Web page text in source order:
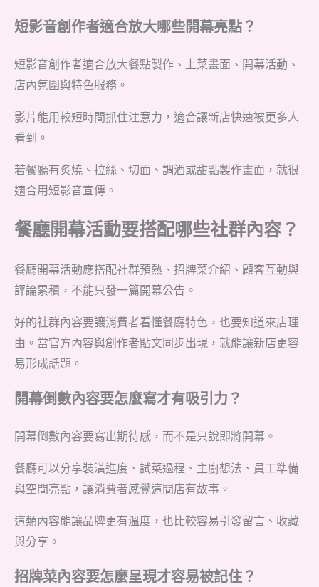
短影音創作者適合放大哪些開幕亮點？
短影音創作者適合放大餐點製作、上菜畫面、開幕活動、
店內氛圍與特色服務。
影片能用較短時間抓住注意力，適合讓新店快速被更多人
看到。
若餐廳有炙燒、拉絲、切面、調酒或甜點製作畫面，就很
適合用短影音宣傳。
餐廳開幕活動要搭配哪些社群內容？
餐廳開幕活動應搭配社群預熱、招牌菜介紹、顧客互動與
評論累積，不能只發一篇開幕公告。
好的社群內容要讓消費者看懂餐廳特色，也要知道來店理
由。當官方內容與創作者貼文同步出現，就能讓新店更容
易形成話題。
開幕倒數內容要怎麼寫才有吸引力？
開幕倒數內容要寫出期待感，而不是只說即將開幕。
餐廳可以分享裝潢進度、試菜過程、主廚想法、員工準備
與空間亮點，讓消費者感覺這間店有故事。
這類內容能讓品牌更有溫度，也比較容易引發留言、收藏
與分享。
招牌菜內容要怎麼呈現才容易被記住？